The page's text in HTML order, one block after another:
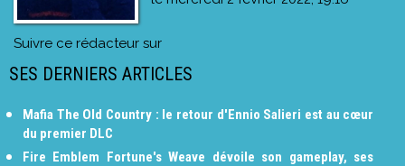
Suivre ce rédacteur sur
SES DERNIERS ARTICLES
Mafia The Old Country : le retour d'Ennio Salieri est au cœur
du premier DLC
Fire Emblem Fortune's Weave dévoile son gameplay, ses